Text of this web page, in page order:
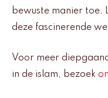
bewuste manier toe.
deze fascinerende
Voor meer
in de islam, bezoek